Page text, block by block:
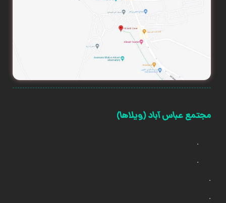
مجتمع عباس آباد (ویلاها)
.
.
.
.